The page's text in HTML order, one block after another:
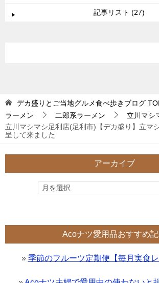
記事リスト (27)
デカ盛りとご当地グルメ食べ歩きブログ
ラーメン
二郎系ラーメン
立川マシ
立川マシマシ足利店(足利市)【デカ盛り】立マ
呈して来ました
アーカイブ
Acoナツ愛用品おすすめ
» 季節のフルーツ定期便【毎月実食